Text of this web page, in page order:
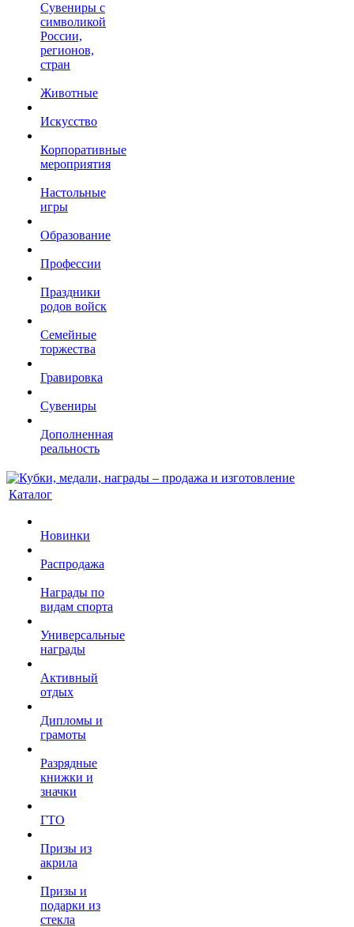
Сувениры с
символикой
России,
регионов,
стран
Животные
Искусство
Корпоративные
мероприятия
Настольные
игры
Образование
Профессии
Праздники
родов войск
Семейные
торжества
Гравировка
Сувениры
Дополненная
реальность
Каталог
Новинки
Распродажа
Награды по
видам спорта
Универсальные
награды
Активный
отдых
Дипломы и
грамоты
Разрядные
книжки и
значки
ГТО
Призы из
акрила
Призы и
подарки из
стекла